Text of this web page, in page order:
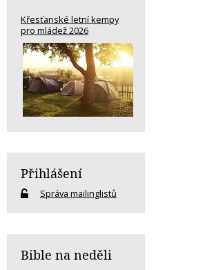
Křesťanské letní kempy
pro mládež 2026
Přihlášení
Správa mailinglistů
Bible na neděli